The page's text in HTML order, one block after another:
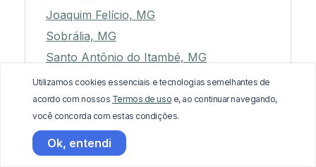
Joaquim Felício, MG
Sobrália, MG
Santo Antônio do Itambé, MG
Santa Rita de Jacutinga, MG
Visconde do Rio Branco, MG
Santa Juliana, MG
Formoso, MG
Utilizamos cookies essenciais e tecnologias semelhantes de
acordo com nossos Termos de uso e, ao continuar navegando,
você concorda com estas condições.
Ok, entendi